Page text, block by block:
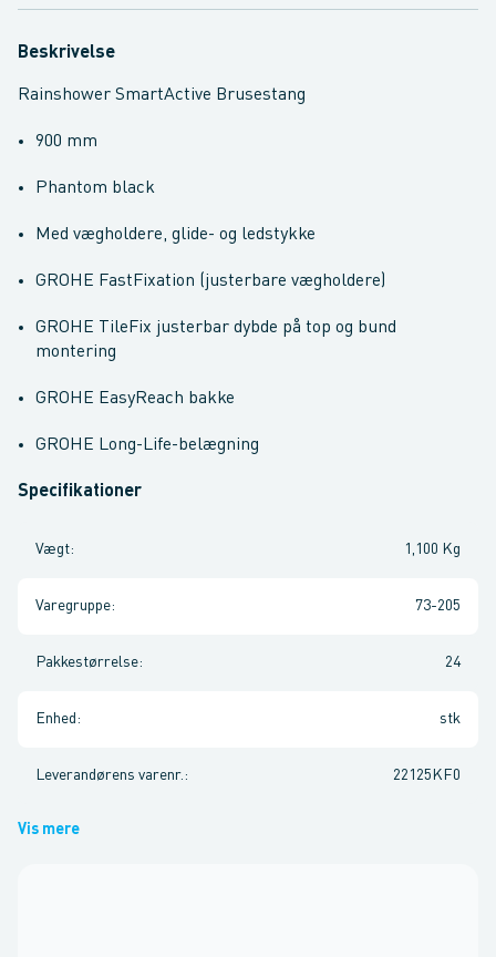
Beskrivelse
Rainshower SmartActive Brusestang
900 mm
Phantom black
Med vægholdere, glide- og ledstykke
GROHE FastFixation (justerbare vægholdere)
GROHE TileFix justerbar dybde på top og bund
montering
GROHE EasyReach bakke
GROHE Long-Life-belægning
Specifikationer
Vægt: 1,100 Kg
Varegruppe: 73-205
Pakkestørrelse: 24
Enhed : stk
Leverandørens varenr. : 22125KF0
Vis mere